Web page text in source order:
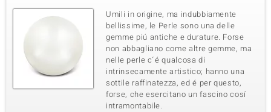
Umili in origine, ma indubbiamente
bellissime, le Perle sono una delle
gemme piú antiche e durature. Forse
non abbagliano come altre gemme, ma
nelle perle c´é qualcosa di
intrinsecamente artistico; hanno una
sottile raffinatezza, ed é per questo,
forse, che esercitano un fascino cosí
intramontabile.